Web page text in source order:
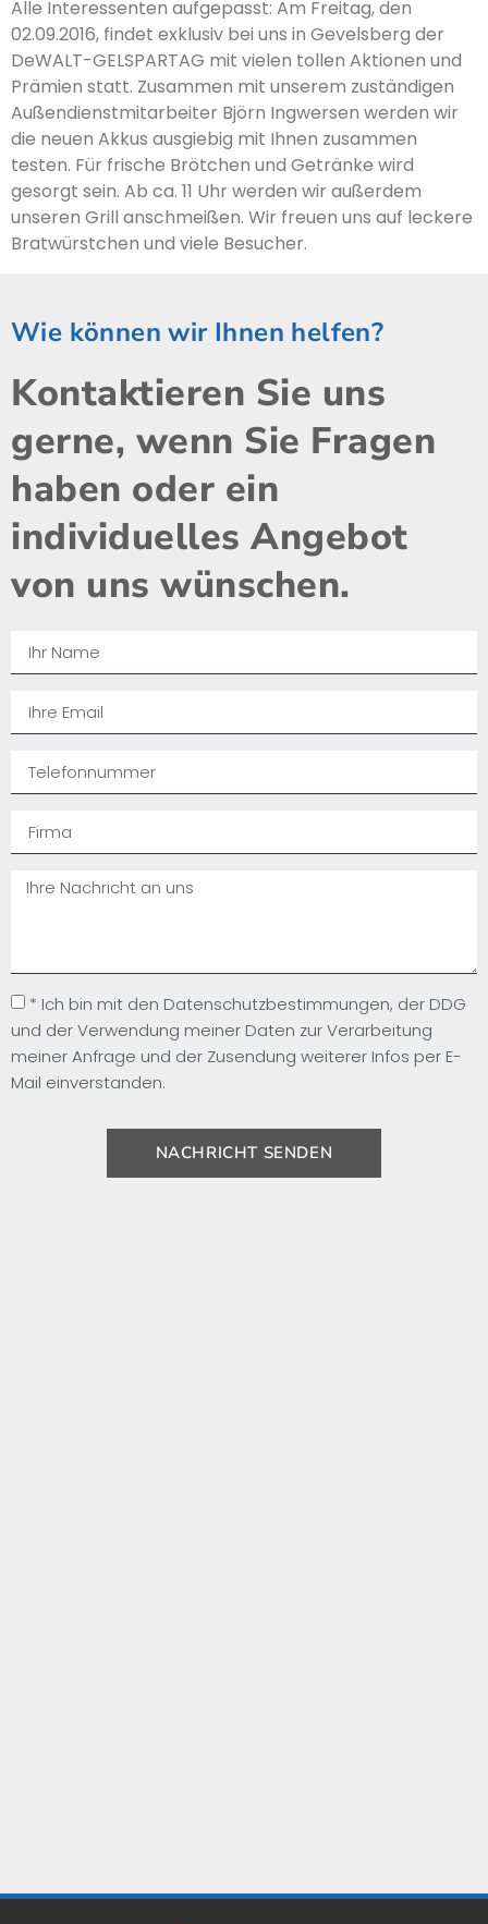
Alle Interessenten aufgepasst: Am Freitag, den
02.09.2016, findet exklusiv bei uns in Gevelsberg der
DeWALT-GELSPARTAG mit vielen tollen Aktionen und
Prämien statt. Zusammen mit unserem zuständigen
Außendienstmitarbeiter Björn Ingwersen werden wir
die neuen Akkus ausgiebig mit Ihnen zusammen
testen. Für frische Brötchen und Getränke wird
gesorgt sein. Ab ca. 11 Uhr werden wir außerdem
unseren Grill anschmeißen. Wir freuen uns auf leckere
Bratwürstchen und viele Besucher.
Wie können wir Ihnen helfen?
Kontaktieren Sie uns
gerne, wenn Sie Fragen
haben oder ein
individuelles Angebot
von uns wünschen.​
* Ich bin mit den Datenschutzbestimmungen, der DDG
und der Verwendung meiner Daten zur Verarbeitung
meiner Anfrage und der Zusendung weiterer Infos per E-
Mail einverstanden.
NACHRICHT SENDEN